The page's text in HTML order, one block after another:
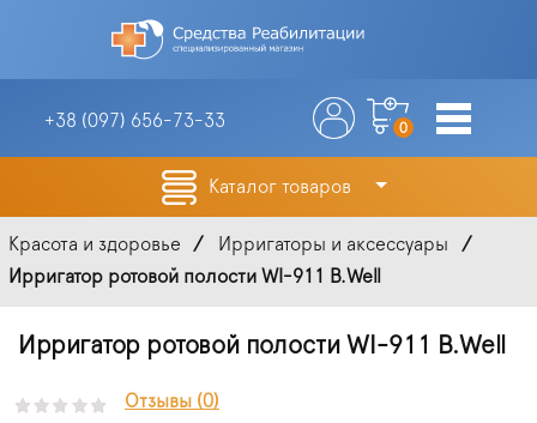
+38 (097) 656-73-33 0
Каталог товаров
Красота и здоровье
Ирригаторы и аксессуары
Ирригатор ротовой полости WI-911 B.Well
Ирригатор ротовой полости WI-911 B.Well
Отзывы (0)